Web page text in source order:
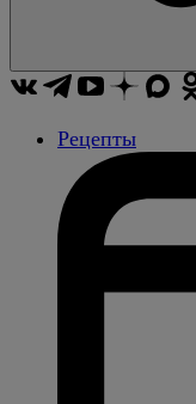
Рецепты